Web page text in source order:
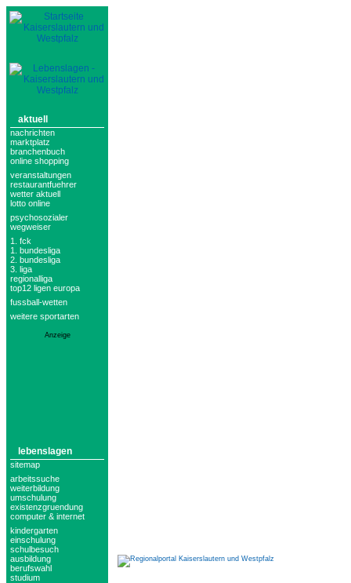
aktuell
nachrichten
marktplatz
branchenbuch
online shopping
veranstaltungen
restaurantfuehrer
wetter aktuell
lotto online
psychosozialer
wegweiser
1. fck
1. bundesliga
2. bundesliga
3. liga
regionalliga
top12 ligen europa
fussball-wetten
weitere sportarten
Anzeige
lebenslagen
sitemap
arbeitssuche
weiterbildung
umschulung
existenzgruendung
computer & internet
kindergarten
einschulung
schulbesuch
ausbildung
berufswahl
studium